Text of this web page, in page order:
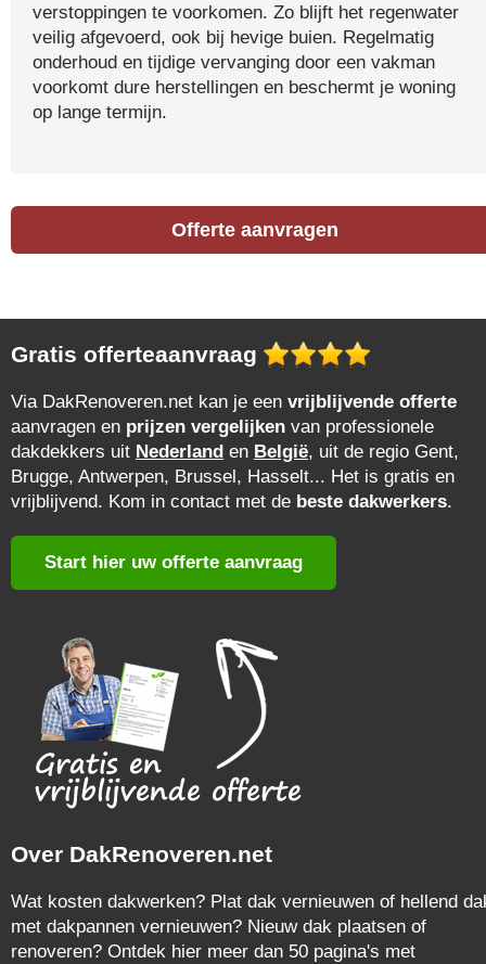
verstoppingen te voorkomen. Zo blijft het regenwater
veilig afgevoerd, ook bij hevige buien. Regelmatig
onderhoud en tijdige vervanging door een vakman
voorkomt dure herstellingen en beschermt je woning
op lange termijn.
Offerte aanvragen
Gratis offerteaanvraag
Via DakRenoveren.net kan je een vrijblijvende offerte
aanvragen en prijzen vergelijken van professionele
dakdekkers uit Nederland en België, uit de regio Gent,
Brugge, Antwerpen, Brussel, Hasselt... Het is gratis en
vrijblijvend. Kom in contact met de beste dakwerkers.
Start hier uw offerte aanvraag
Over DakRenoveren.net
Wat kosten dakwerken? Plat dak vernieuwen of hellend
met dakpannen vernieuwen? Nieuw dak plaatsen of
renoveren? Ontdek hier meer dan 50 pagina's met